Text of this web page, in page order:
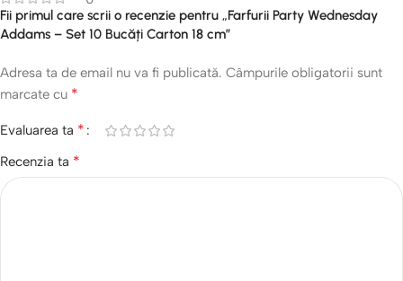
Fii primul care scrii o recenzie pentru „Farfurii Party Wednesday
Addams – Set 10 Bucăți Carton 18 cm”
Adresa ta de email nu va fi publicată. Câmpurile obligatorii sunt
marcate cu *
Evaluarea ta *
Recenzia ta *